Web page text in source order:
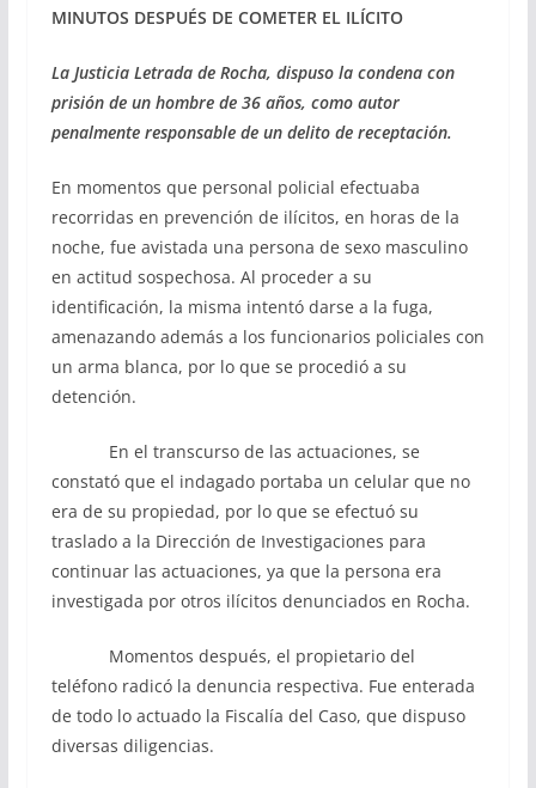
MINUTOS DESPUÉS DE COMETER EL ILÍCITO
La Justicia Letrada de Rocha, dispuso la condena con
prisión de un hombre de 36 años, como autor
penalmente responsable de un delito de receptación.
En momentos que personal policial efectuaba
recorridas en prevención de ilícitos, en horas de la
noche, fue avistada una persona de sexo masculino
en actitud sospechosa. Al proceder a su
identificación, la misma intentó darse a la fuga,
amenazando además a los funcionarios policiales con
un arma blanca, por lo que se procedió a su
detención.
En el transcurso de las actuaciones, se
constató que el indagado portaba un celular que no
era de su propiedad, por lo que se efectuó su
traslado a la Dirección de Investigaciones para
continuar las actuaciones, ya que la persona era
investigada por otros ilícitos denunciados en Rocha.
Momentos después, el propietario del
teléfono radicó la denuncia respectiva. Fue enterada
de todo lo actuado la Fiscalía del Caso, que dispuso
diversas diligencias.